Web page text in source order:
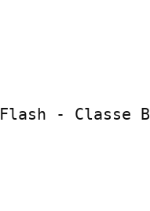
Flash - Classe B